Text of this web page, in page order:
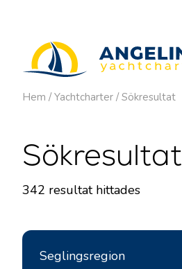
Hem / Yachtcharter / Sökresultat
Sökresultat
342 resultat hittades
Seglingsregion